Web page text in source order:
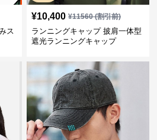
ス
¥10,400 ¥11560(割引前)
ランニングキャップ 披肩一体型
遮光ランニングキャップ